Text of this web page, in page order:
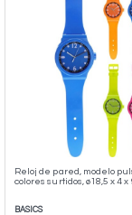
Reloj de pared, modelo
colores surtidos, ø18,5 x 4 x
BASICS